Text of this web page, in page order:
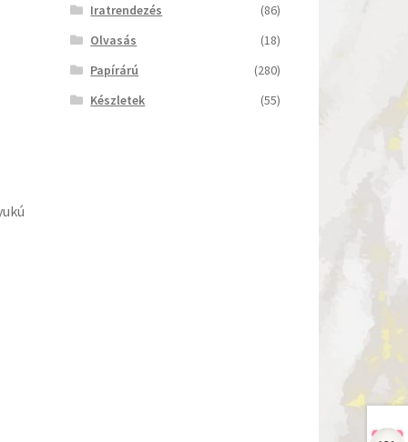
Iratrendezés
(86)
Olvasás
(18)
Papírárú
(280)
Készletek
(55)